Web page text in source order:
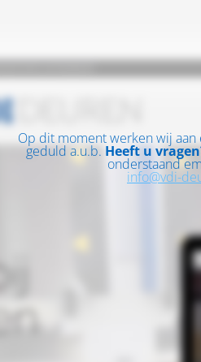
Op dit moment werken wij
geduld a.u.b. Heeft u
onderstaand
info@vdi-